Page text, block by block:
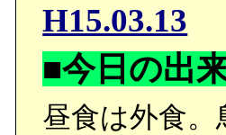
H15.03.13
■今日の出
昼食は外食